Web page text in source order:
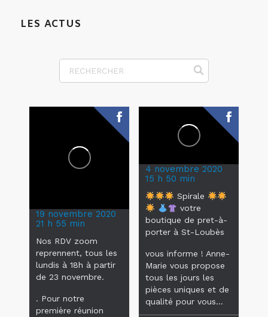
LES ACTUS
19 novembre 2020
21 h 55 min
Nos RDV zoom
reprennent, tous les
lundis à 18h à partir
de 23 novembre.
. Pour notre
première réunion
4 novembre 2020
15 h 50 min
Spirale
votre
boutique de pret-à-
porter à St-Loubès
vous informe ! Anne-
Marie vous propose
tous les jours les
pièces uniques et de
qualité pour vous...